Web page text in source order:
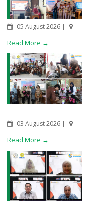
05 August 2026 |
Read More →
03 August 2026 |
Read More →